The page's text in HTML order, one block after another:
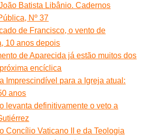
Batista Libânio. Cadernos
Nº 37
de Francisco, o vento de
10 anos depois
de Aparecida já estão muitos dos
encíclica
Imprescindível para a Igreja atual:
anos
levanta definitivamente o veto a
Concílio Vaticano II e da Teologia